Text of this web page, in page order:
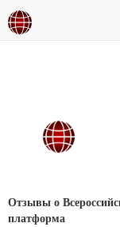
Отзывы о
платформа